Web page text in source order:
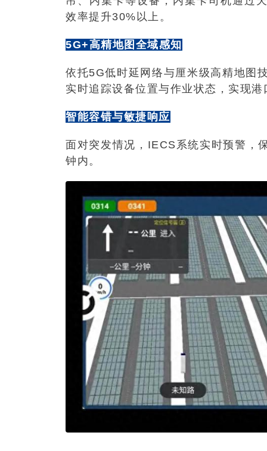
效率提升30%以上。
5G+高精地图全域感知
依托5G低时延网络与厘米级高精地图
实时追踪设备位置与作业状态，实现
智能容错与敏捷响应
面对突发情况，IECS系统实时预警，
钟内。